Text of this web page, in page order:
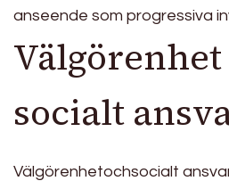
anseende som progressiva
socialt
Välgörenhetochsocialt